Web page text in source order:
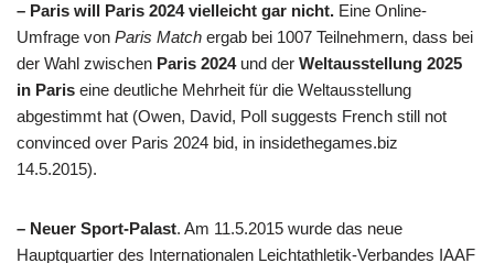
– Paris will Paris 2024 vielleicht gar nicht. Eine Online-
Umfrage von Paris Match ergab bei 1007 Teilnehmern, dass bei
der Wahl zwischen Paris 2024und der Weltausstellung 2025
in Paris eine deutliche Mehrheit für die Weltausstellung
abgestimmt hat (Owen, David, Poll suggests French still not
convinced over Paris 2024 bid, in insidethegames.biz
14.5.2015).
– Neuer Sport-Palast. Am 11.5.2015 wurde das neue
Hauptquartier des Internationalen Leichtathletik-Verbandes IAAF